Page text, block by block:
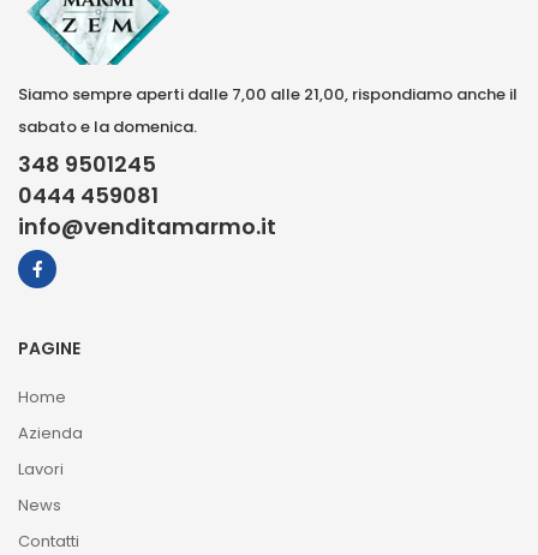
Siamo sempre aperti dalle 7,00 alle 21,00, rispondiamo anche il
sabato e la domenica.
348 9501245
0444 459081
info@venditamarmo.it
PAGINE
Home
Azienda
Lavori
News
Contatti